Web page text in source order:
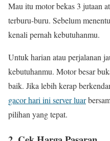
Mau itu motor bekas 3 jutaan
terburu-buru. Sebelum
kenali pernah kebutuhanmu.
Untuk harian atau perjalanan
kebutuhanmu. Motor besar
baik. Jika lebih kerap
gacor hari ini server luar
pilihan yang tepat.